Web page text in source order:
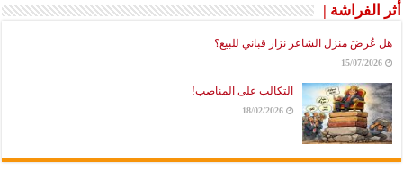
أثر الفراشة |
هل عُرضَ منزل الشاعر نزار قباني للبيع؟
15/07/2026
التكالب على المناصب!
18/02/2026